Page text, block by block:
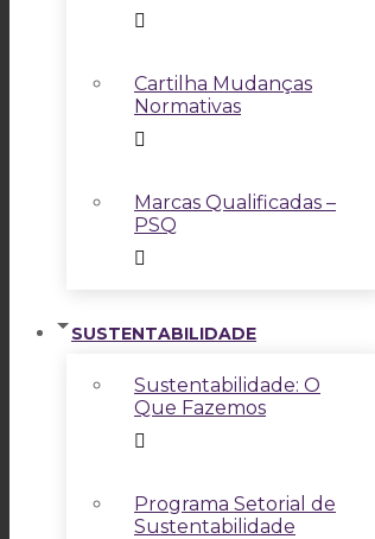
Cartilha Mudanças
Normativas
Marcas Qualificadas –
PSQ
SUSTENTABILIDADE
Sustentabilidade: O
Que Fazemos
Programa Setorial de
Sustentabilidade